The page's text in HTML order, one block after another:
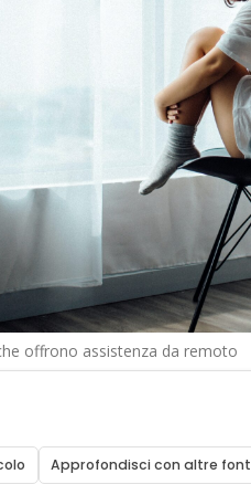
offrono assistenza da remoto
Approfondisci con altre